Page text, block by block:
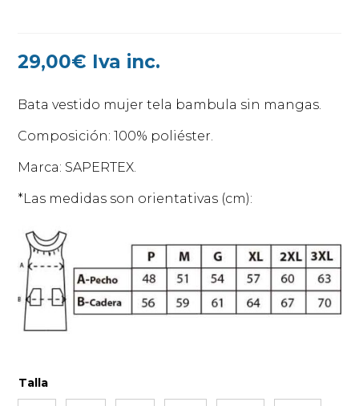
29,00€ Iva inc.
Bata vestido mujer tela bambula sin mangas.
Composición: 100% poliéster.
Marca: SAPERTEX.
*Las medidas son orientativas (cm):
Talla